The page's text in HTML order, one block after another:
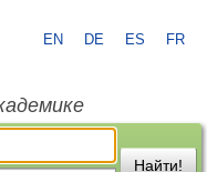
EN DE ES FR
Найти!